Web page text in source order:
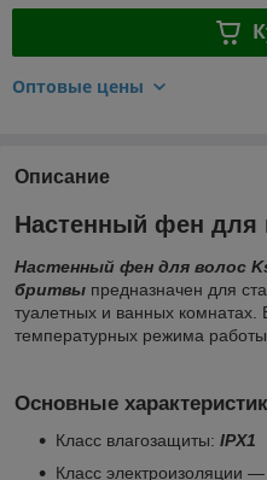
Оптовые цены
Описание
Настенный фен для
Настенный фен для волос
бритвы предназначен для
туалетных и ванных комнатах.
температурных режима
Основные
Класс влагозащиты: IPХ1
Класс электроизоляции ―